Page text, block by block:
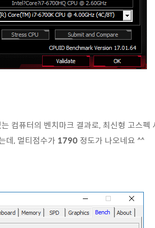
컴퓨터의 벤치마크 결과로, 최신형 고스펙
데, 멀티점수가 1790 정도가 나오네요 ^^